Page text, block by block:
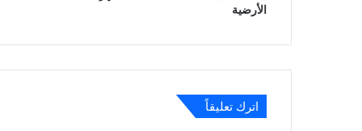
الأرضية
اترك تعليقاً